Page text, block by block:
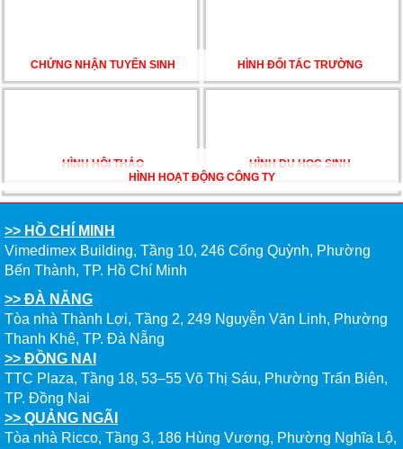
TƯ VẤN DU HỌC TOÀN DIỆN – BƯỚC ĐỆM VỮNG
DU HỌC ÚC DẦN TRỞ THÀNH LỰA CHỌN HÀNG
ĐẦU CỦA DU HỌC SINH NĂM 2026 – VÀ TẤT CẢ
ĐỀU CÓ LÝ DO!!
CHẠM GIẤC MƠ DU HỌC MỸ – BẮT ĐẦU TỪ NGÀY
HỘI GHI DANH & SĂN HỌC BỔNG KỲ SPRING 2026
CHỨNG NHẬN TUYỂN SINH HÌNH ĐỐI TÁC TRƯỜNG
HÌNH HỘI THẢO
HÌNH DU HỌC SINH
HÌNH HOẠT ĐỘNG CÔNG TY
>> HỒ CHÍ MINH
Vimedimex Building, Tầng 10, 246 Cống Quỳnh, Phường
Bến Thành, TP. Hồ Chí Minh
>> ĐÀ NẴNG
Tòa nhà Thành Lợi, Tầng 2, 249 Nguyễn Văn Linh, Phường
Thanh Khê, TP. Đà Nẵng
>> ĐỒNG NAI
TTC Plaza, Tầng 18, 53–55 Võ Thị Sáu, Phường Trấn Biên,
TP. Đồng Nai
>> QUẢNG NGÃI
Tòa nhà Ricco, Tầng 3, 186 Hùng Vương, Phường Nghĩa Lộ,